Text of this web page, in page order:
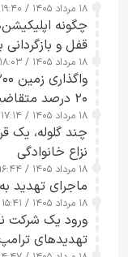
۱۸ مرداد ۱۴۰۵ / ۱۹:۴۰
چگونه
قفل و بازگردانی
۱۸ مرداد ۱۴۰۵ / ۱۸:۰۳
۲۰ درصد متقاضیان زمین گرفتند
۱۸ مرداد ۱۴۰۵ / ۱۷:۱۴
نزاع خانوادگی
۱۸ مرداد ۱۴۰۵ / ۱۶:۴۴
ماجرای تهدید
۱۸ مرداد ۱۴۰۵ / ۱۵:۴۱
ورود یک شرکت
تهدیدهای